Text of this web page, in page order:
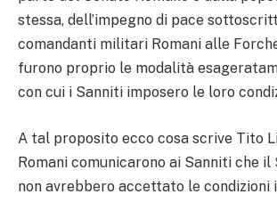
stessa, dell’impegno di pace
comandanti militari Romani alle
furono proprio le modalità
con cui i Sanniti imposero le loro
A tal proposito ecco cosa scrive Tito
Romani comunicarono ai Sanniti che il
non avrebbero accettato le condizioni